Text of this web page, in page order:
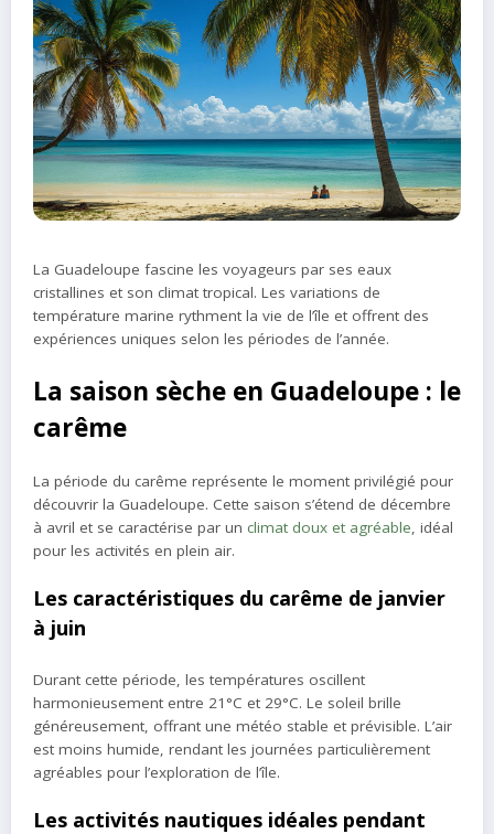
La Guadeloupe fascine les voyageurs par ses eaux
cristallines et son climat tropical. Les variations de
température marine rythment la vie de l’île et offrent des
expériences uniques selon les périodes de l’année.
La saison sèche en Guadeloupe : le
carême
La période du carême représente le moment privilégié pour
découvrir la Guadeloupe. Cette saison s’étend de décembre
à avril et se caractérise par un climat doux et agréable, idéal
pour les activités en plein air.
Les caractéristiques du carême de janvier
à juin
Durant cette période, les températures oscillent
harmonieusement entre 21°C et 29°C. Le soleil brille
généreusement, offrant une météo stable et prévisible. L’air
est moins humide, rendant les journées particulièrement
agréables pour l’exploration de l’île.
Les activités nautiques idéales pendant